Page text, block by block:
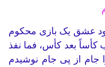
عشق یک بازی محکوم
بعد کأس، فما نفذ
از پی جام نوشیدم